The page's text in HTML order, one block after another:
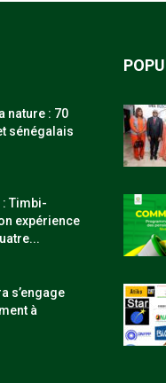
nature : 70
sénégalais
Timbi-
expérience
s’engage
à